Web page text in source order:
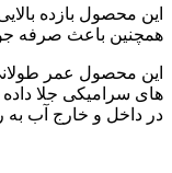
این محصول بازده
همچنین باعث صرفه
این محصول عمر
های سرامیکی جلا
در داخل و خارج آب به